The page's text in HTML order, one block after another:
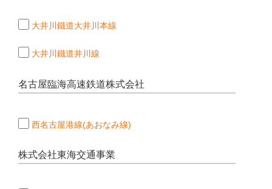
大井川鐵道大井川本線
大井川鐵道井川線
名古屋臨海高速鉄道株式会社
西名古屋港線(あおなみ線)
株式会社東海交通事業